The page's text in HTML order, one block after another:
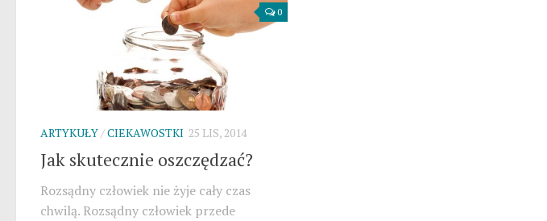
0
ARTYKUŁY/CIEKAWOSTKI 25 LIS, 2014
Jak skutecznie oszczędzać?
Rozsądny człowiek nie żyje cały czas
chwilą. Rozsądny człowiek przede